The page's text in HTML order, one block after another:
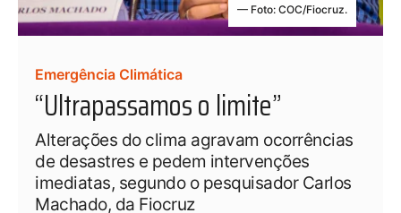
— Foto: COC/Fiocruz.
Emergência Climática
“Ultrapassamos o limite”
Alterações do clima agravam ocorrências
de desastres e pedem intervenções
imediatas, segundo o pesquisador Carlos
Machado, da Fiocruz